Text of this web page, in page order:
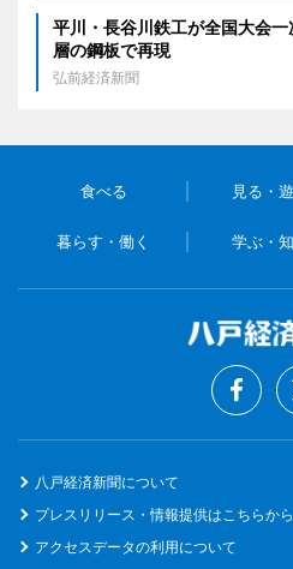
平川・長谷川鉄工が全国大会
層の鋼板で再現
弘前経済新聞
食べる 見る・
暮らす・働く 学ぶ・
八戸経済新聞について
プレスリリース・情報提供はこちらから
アクセスデータの利用について